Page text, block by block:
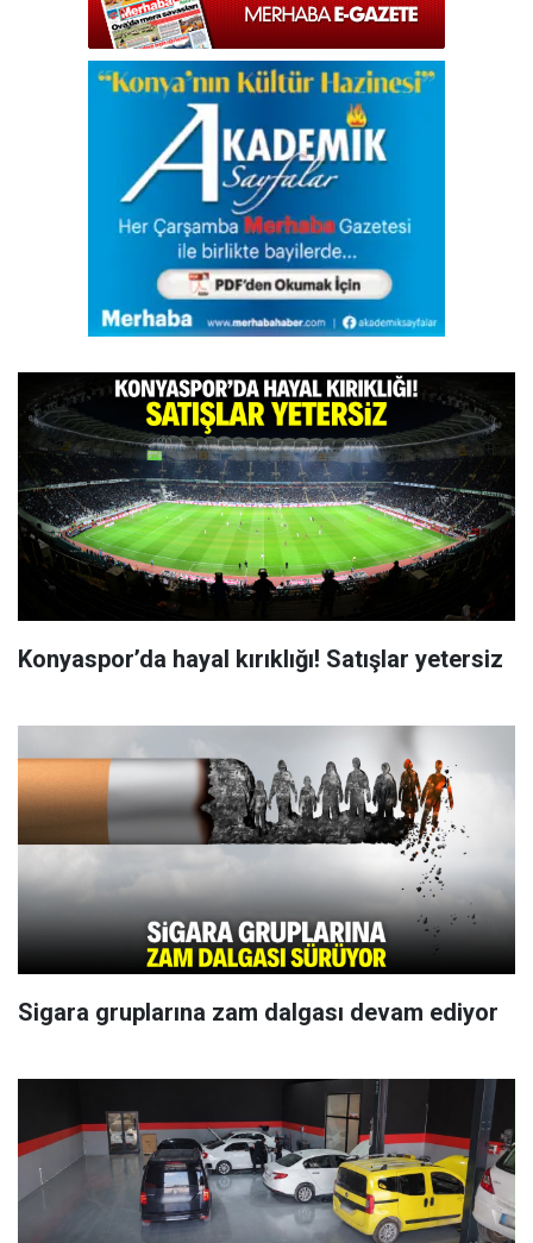
Konyaspor’da hayal kırıklığı! Satışlar yetersiz
Sigara gruplarına zam dalgası devam ediyor